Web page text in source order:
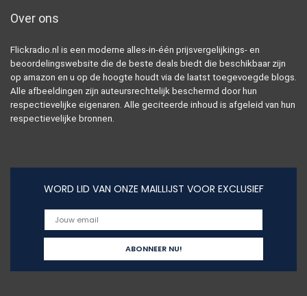
Over ons
Flickradio.nl is een moderne alles-in-één prijsvergelijkings- en
beoordelingswebsite die de beste deals biedt die beschikbaar zijn
op amazon en u op de hoogte houdt via de laatst toegevoegde blogs.
Alle afbeeldingen zijn auteursrechtelijk beschermd door hun
respectievelijke eigenaren. Alle geciteerde inhoud is afgeleid van hun
respectievelijke bronnen.
WORD LID VAN ONZE MAILLIJST VOOR EXCLUSIEF